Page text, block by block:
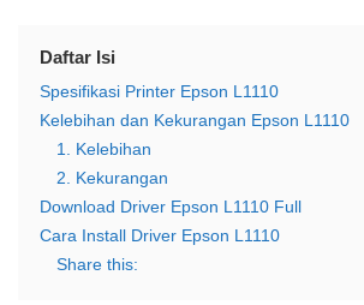
Daftar Isi
Spesifikasi Printer Epson L1110
Kelebihan dan Kekurangan Epson L1110
1. Kelebihan
2. Kekurangan
Download Driver Epson L1110 Full
Cara Install Driver Epson L1110
Share this: